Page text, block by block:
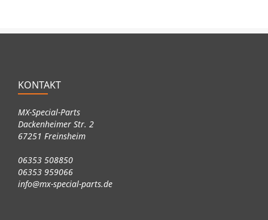
KONTAKT
MX-Special-Parts
Dackenheimer Str. 2
67251 Freinsheim
06353 508850
06353 959066
info@mx-special-parts.de